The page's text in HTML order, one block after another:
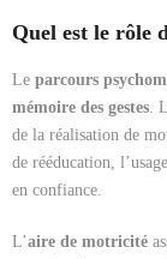
Quel est le rôle
Le parcours
mémoire des gestes.
de la réalisation de
de rééducation,
en confiance.
L’aire de motricité